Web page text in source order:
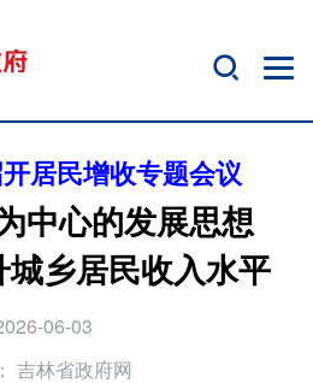
居民增收专题会议
中心的发展思想
乡居民收入水平
06-03
吉林省政府网